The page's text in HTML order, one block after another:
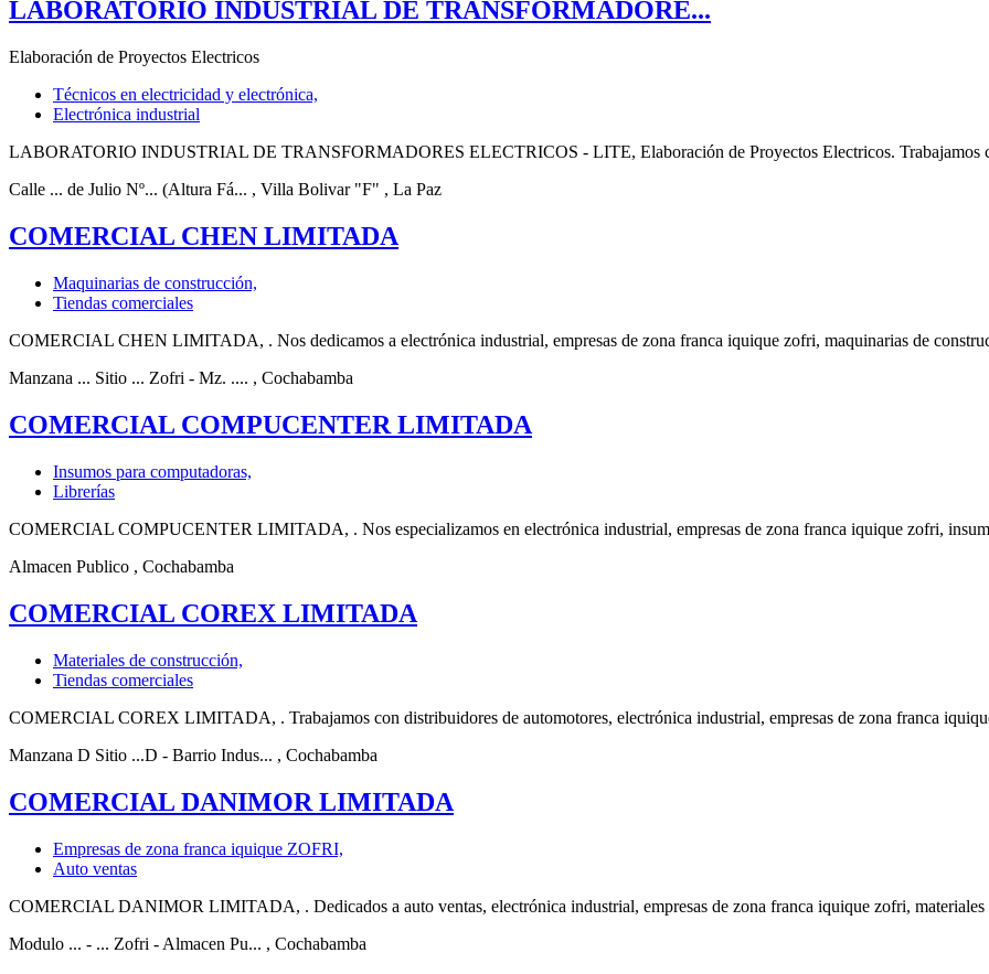
LABORATORIO INDUSTRIAL DE TRANSFORMADORE...
Elaboración de Proyectos Electricos
Técnicos en electricidad y electrónica,
Electrónica industrial
LABORATORIO INDUSTRIAL DE TRANSFORMADORES ELECTRICOS - LITE, Elaboración de Proyectos Electricos. Trabajamos
Calle ... de Julio Nº... (Altura Fá... , Villa Bolivar "F" , La Paz
COMERCIAL CHEN LIMITADA
Maquinarias de construcción,
Tiendas comerciales
COMERCIAL CHEN LIMITADA, . Nos dedicamos a electrónica industrial, empresas de zona franca iquique zofri, maquinarias de
Manzana ... Sitio ... Zofri - Mz. .... , Cochabamba
COMERCIAL COMPUCENTER LIMITADA
Insumos para computadoras,
Librerías
COMERCIAL COMPUCENTER LIMITADA, . Nos especializamos en electrónica industrial, empresas de zona franca iquique zofri,
Almacen Publico , Cochabamba
COMERCIAL COREX LIMITADA
Materiales de construcción,
Tiendas comerciales
COMERCIAL COREX LIMITADA, . Trabajamos con distribuidores de automotores, electrónica industrial, empresas de zona franca
Manzana D Sitio ...D - Barrio Indus... , Cochabamba
COMERCIAL DANIMOR LIMITADA
Empresas de zona franca iquique ZOFRI,
Auto ventas
COMERCIAL DANIMOR LIMITADA, . Dedicados a auto ventas, electrónica industrial, empresas de zona franca iquique zofri, materiales
Modulo ... - ... Zofri - Almacen Pu... , Cochabamba